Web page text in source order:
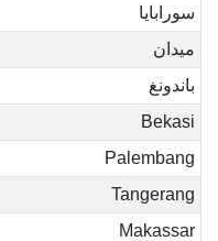
سورابايا
ميدان
باندونغ
Bekasi
Palembang
Tangerang
Makassar